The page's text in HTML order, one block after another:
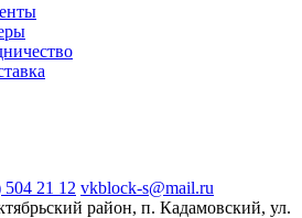
504 21 12 vkblock-s@mail.ru
район, п. Кадамовский, ул.